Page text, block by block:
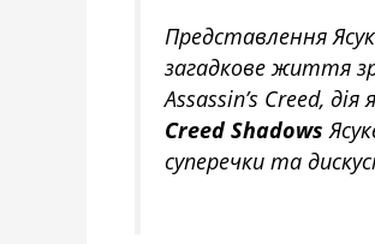
Представлення
загадкове життя
Assassin’s Creed, дія
Creed Shadows
суперечки та